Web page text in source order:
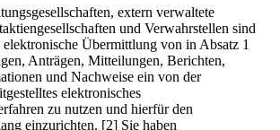
extern verwaltete
und Verwahrstellen sind
Übermittlung von in Absatz 1
Anträgen, Mitteilungen, Berichten,
und Nachweise ein von der
elektronisches
zu nutzen und hierfür den
einzurichten. [2] Sie haben